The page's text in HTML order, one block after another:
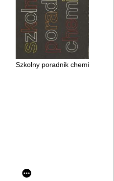
2,
Szkolny poradnik chemiczny